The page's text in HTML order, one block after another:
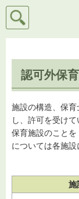
検索
認可外保
施設の構造、保
し、許可を受け
保育施設のこと
については各施設
施